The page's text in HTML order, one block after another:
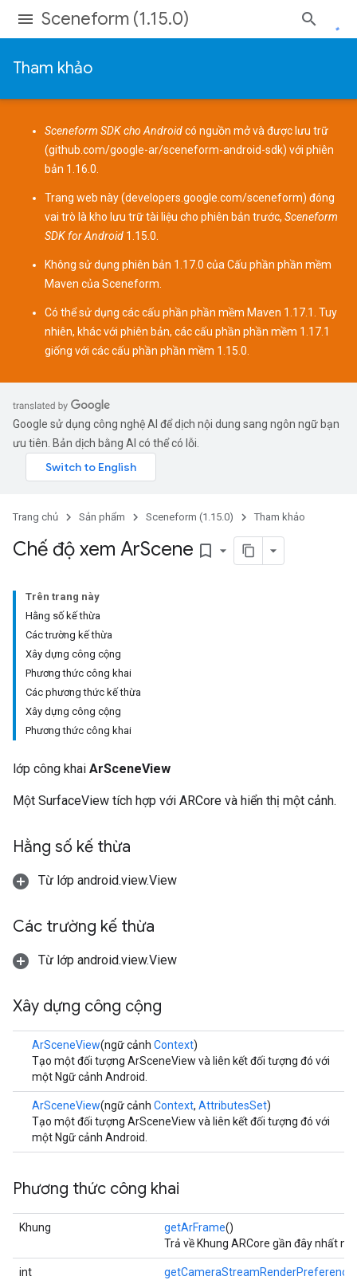
Sceneform (1.15.0)
Tham khảo
Sceneform SDK cho Androidcó nguồn mở và được lưu trữ
(github.com/google-ar/sceneform-android-sdk) với phiên
bản 1.16.0.
Trang web này (developers.google.com/sceneform) đóng
vai trò là kho lưu trữ tài liệu cho phiên bản trước, Sceneform
SDK for Android 1.15.0.
Không sử dụng phiên bản 1.17.0 của Cấu phần phần mềm
Maven của Sceneform.
Có thể sử dụng các cấu phần phần mềm Maven 1.17.1. Tuy
nhiên, khác với phiên bản, các cấu phần phần mềm 1.17.1
giống với các cấu phần phần mềm 1.15.0.
Google sử dụng công nghệ AI để dịch nội dung sang ngôn ngữ bạn
ưu tiên. Bản dịch bằng AI có thể có lỗi.
Trang chủ Sản phẩm Sceneform (1.15.0) Tham khảo
Chế độ xem ArScene bookmark_border
Trên trang này
Hằng số kế thừa
Các trường kế thừa
Xây dựng công cộng
Phương thức công khai
Các phương thức kế thừa
Xây dựng công cộng
Phương thức công khai
lớp công khai ArSceneView
Một SurfaceView tích hợp với ARCore và hiển thị một cảnh.
Hằng số kế thừa
Từ lớp android.view.View
Các trường kế thừa
Từ lớp android.view.View
Xây dựng công cộng
ArSceneView(ngữ cảnh Context)
Tạo một đối tượng ArSceneView và liên kết đối tượng đó với
một Ngữ cảnh Android.
ArSceneView(ngữ cảnh Context, AttributesSet)
Tạo một đối tượng ArSceneView và liên kết đối tượng đó với
một Ngữ cảnh Android.
Phương thức công khai
Khung getArFrame()
Trả về Khung ARCore gần đây nhất
int